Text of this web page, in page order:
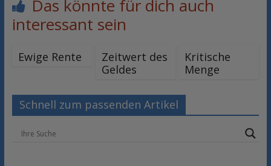
Das könnte für dich auch
interessant sein
Ewige Rente
Zeitwert des
Geldes
Kritische
Menge
Schnell zum passenden Artikel